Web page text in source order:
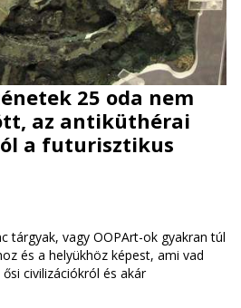
25 oda nem
az antiküthérai
a futurisztikus
tárgyak, vagy OOPArt-ok gyakran túl
és a helyükhöz képest, ami vad
civilizációkról és akár